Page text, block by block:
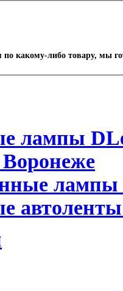
по какому-либо товару, мы
лампы